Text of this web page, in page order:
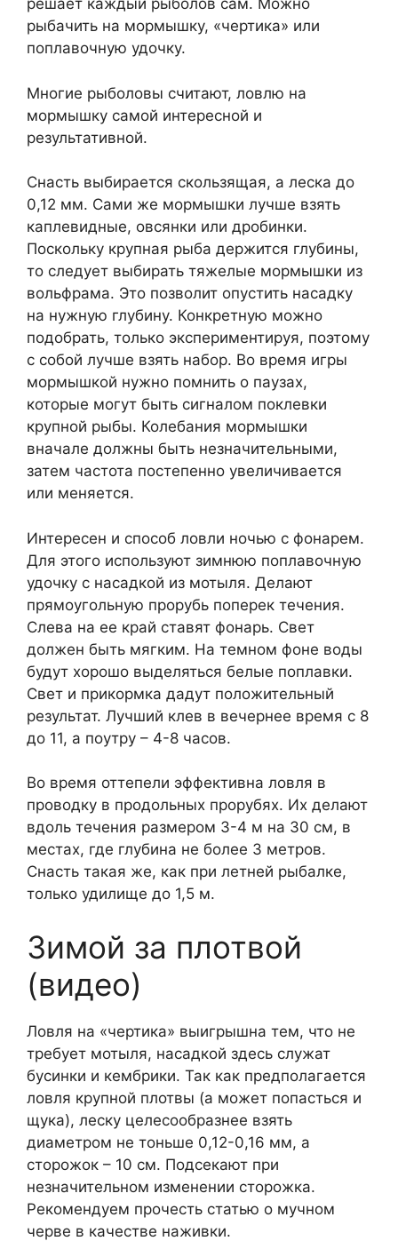
решает каждый рыболов сам. Можно
рыбачить на мормышку, «чертика» или
поплавочную удочку.
Многие рыболовы считают, ловлю на
мормышку самой интересной и
результативной.
Снасть выбирается скользящая, а леска до
0,12 мм. Сами же мормышки лучше взять
каплевидные, овсянки или дробинки.
Поскольку крупная рыба держится глубины,
то следует выбирать тяжелые мормышки из
вольфрама. Это позволит опустить насадку
на нужную глубину. Конкретную можно
подобрать, только экспериментируя, поэтому
с собой лучше взять набор. Во время игры
мормышкой нужно помнить о паузах,
которые могут быть сигналом поклевки
крупной рыбы. Колебания мормышки
вначале должны быть незначительными,
затем частота постепенно увеличивается
или меняется.
Интересен и способ ловли ночью с фонарем.
Для этого используют зимнюю поплавочную
удочку с насадкой из мотыля. Делают
прямоугольную прорубь поперек течения.
Слева на ее край ставят фонарь. Свет
должен быть мягким. На темном фоне воды
будут хорошо выделяться белые поплавки.
Свет и прикормка дадут положительный
результат. Лучший клев в вечернее время с 8
до 11, а поутру – 4-8 часов.
Во время оттепели эффективна ловля в
проводку в продольных прорубях. Их делают
вдоль течения размером 3-4 м на 30 см, в
местах, где глубина не более 3 метров.
Снасть такая же, как при летней рыбалке,
только удилище до 1,5 м.
Зимой за плотвой
(видео)
Ловля на «чертика» выигрышна тем, что не
требует мотыля, насадкой здесь служат
бусинки и кембрики. Так как предполагается
ловля крупной плотвы (а может попасться и
щука), леску целесообразнее взять
диаметром не тоньше 0,12-0,16 мм, а
сторожок – 10 см. Подсекают при
незначительном изменении сторожка.
Рекомендуем прочесть статью о мучном
черве в качестве наживки.